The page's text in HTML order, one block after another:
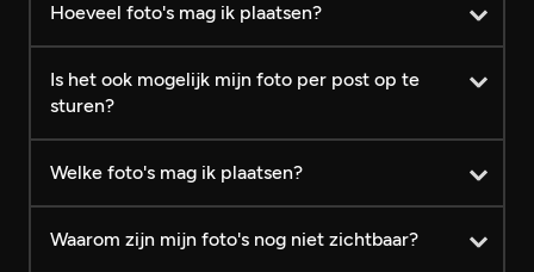
Hoeveel foto's mag ik plaatsen?
Is het ook mogelijk mijn foto per post op te
sturen?
Welke foto's mag ik plaatsen?
Waarom zijn mijn foto's nog niet zichtbaar?